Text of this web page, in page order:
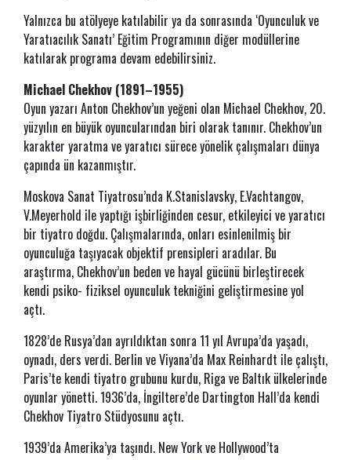
Yalnızca bu atölyeye katılabilir ya da sonrasında ‘Oyunculuk ve
Yaratıacılık Sanatı’ Eğitim Programının diğer modüllerine
katılarak programa devam edebilirsiniz.
Michael Chekhov (1891–1955)
Oyun yazarı Anton Chekhov’un yeğeni olan Michael Chekhov, 20.
yüzyılın en büyük oyuncularından biri olarak tanınır. Chekhov’un
karakter yaratma ve yaratıcı sürece yönelik çalışmaları dünya
çapında ün kazanmıştır.
Moskova Sanat Tiyatrosu’nda K.Stanislavsky, E.Vachtangov,
V.Meyerhold ile yaptığı işbirliğinden cesur, etkileyici ve yaratıcı
bir tiyatro doğdu. Çalışmalarında, onları esinlenilmiş bir
oyunculuğa taşıyacak objektif prensipleri aradılar. Bu
araştırma, Chekhov’un beden ve hayal gücünü birleştirecek
kendi psiko- fiziksel oyunculuk tekniğini geliştirmesine yol
açtı.
1828’de Rusya’dan ayrıldıktan sonra 11 yıl Avrupa’da yaşadı,
oynadı, ders verdi. Berlin ve Viyana’da Max Reinhardt ile çalıştı,
Paris’te kendi tiyatro grubunu kurdu, Riga ve Baltık ülkelerinde
oyunlar yönetti. 1936’da, İngiltere’de Dartington Hall’da kendi
Chekhov Tiyatro Stüdyosunu açtı.
1939’da Amerika’ya taşındı. New York ve Hollywood’ta